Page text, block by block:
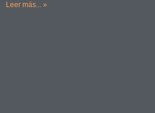
Leer más... »